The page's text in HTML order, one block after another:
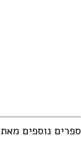
ספרים נוספים מאת